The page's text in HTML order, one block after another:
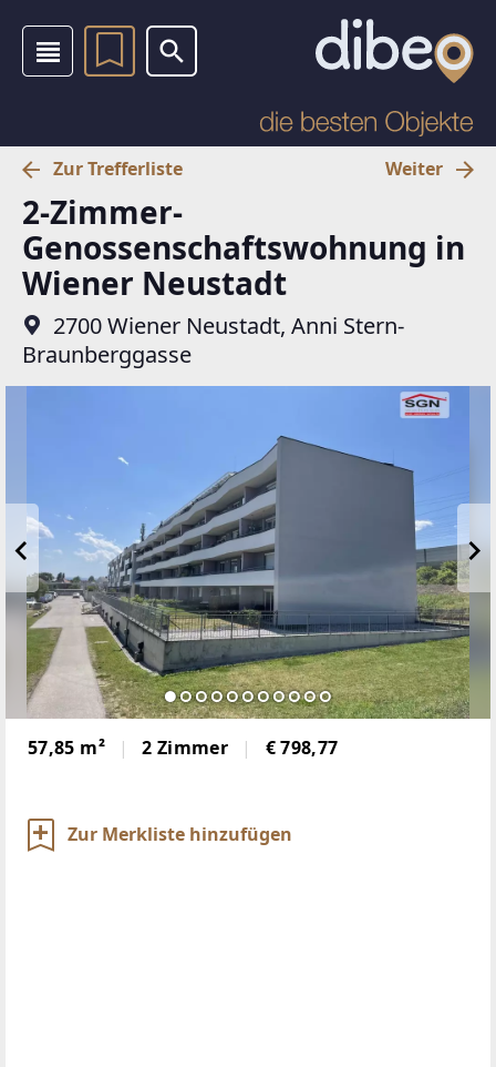
Zur Trefferliste Weiter
2-Zimmer-
Genossenschaftswohnung in
Wiener Neustadt
2700 Wiener Neustadt, Anni Stern-
Braunberggasse
57,85 m² 2 Zimmer € 798,77
Zur Merkliste hinzufügen